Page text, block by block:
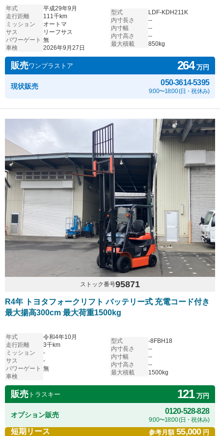
年式
平成29年9月
走行距離
111千km
ミッション
オートマ
サス
リーフサス
パワーゲート 無
車検
2026年9月27日
型式
LDF-KDH211K
内寸長さ
--
内寸幅
--
内寸高さ
--
最大積載
850kg
販売ワンプラストア 264万円
現状販売 050-3614-5395
9:00〜18:00 (日・祝休み)
ストック番号95871
R4年 トヨタフォークリフト バッテリー式 充電コード付き
最大揚高300cm 最大荷重1500kg
年式
令和4年10月
走行距離
3千km
ミッション
-
サス
-
パワーゲート 無
車検
型式
-8FBH18
内寸長さ
--
内寸幅
--
内寸高さ
--
最大積載
1500kg
販売 トラスキー 121万円
オプション販売 0120-528-828
9:00〜18:00 (日・祝休み)
短期リース 参考月額55,000円